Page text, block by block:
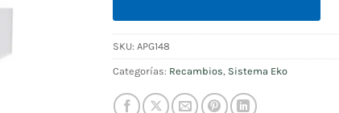
SKU: APG148
Categorías: Recambios Sistema Eko